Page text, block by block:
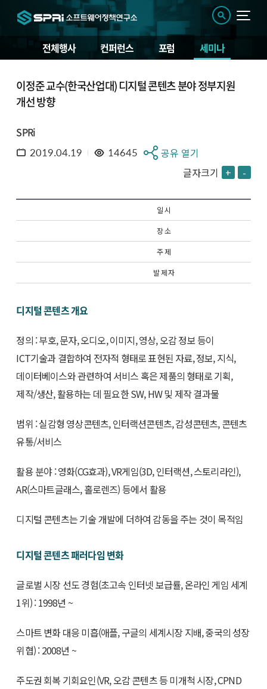
전체행사 컨퍼런스 포럼 세미나
이정준 교수(한국산업대) 디지털 콘텐츠 분야 정부지원
개선 방향
SPRi
2019.04.19 14645
공유 열기
글자크기 + -
일 시
장 소
주 제
발 제 자
디지털 콘텐츠 개요
정의 : 부호, 문자, 오디오, 이미지, 영상, 오감 정보 등이
ICT기술과 결합하여 전자적 형태로 표현된 자료, 정보, 지식,
데이터베이스와 관련하여 서비스 혹은 제품의 형태로 기획,
제작/생산, 활용하는 데 필요한 SW, HW 및 제작 결과물
범위 : 실감형 영상콘텐츠, 인터랙션콘텐츠, 감성콘텐츠, 콘텐츠
유통/서비스
활용 분야 : 영화(CG효과), VR게임(3D, 인터랙션, 스토리라인),
AR(스마트글래스, 홀로렌즈) 등에서 활용
디지털 콘텐츠는 기술 개발에 더하여 감동을 주는 것이 목적임
디지털 콘텐츠 패러다임 변화
글로벌 시장 선도 경험(초고속 인터넷 보급률, 온라인 게임 세계
1위) : 1998년 ~
스마트 변화 대응 미흡(애플, 구글의 세계시장 지배, 중국의 성장
위협) : 2008년 ~
주도권 회복 기회요인(VR, 오감 콘텐츠 등 미개척 시장, CPND